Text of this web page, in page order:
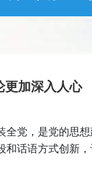
更加深入人心
党，是党的思
话语方式创新